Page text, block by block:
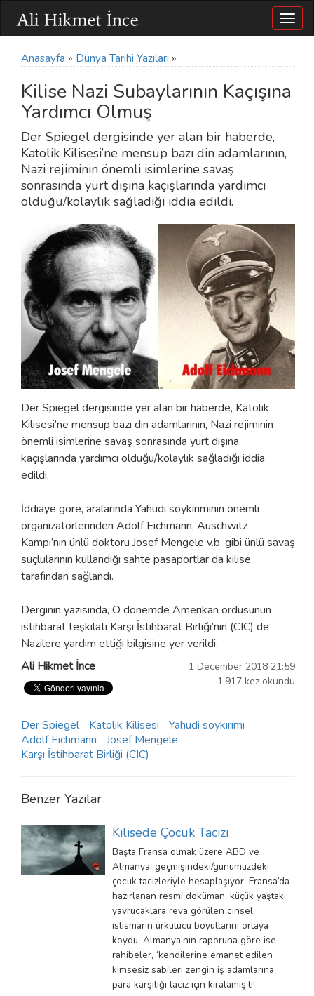
Anasayfa » Dünya Tarihi Yazıları »
Kilise Nazi Subaylarının Kaçışına
Yardımcı Olmuş
Der Spiegel dergisinde yer alan bir haberde,
Katolik Kilisesi’ne mensup bazı din adamlarının,
Nazi rejiminin önemli isimlerine savaş
sonrasında yurt dışına kaçışlarında yardımcı
olduğu/kolaylık sağladığı iddia edildi.
Der Spiegel dergisinde yer alan bir haberde, Katolik
Kilisesi’ne mensup bazı din adamlarının, Nazi rejiminin
önemli isimlerine savaş sonrasında yurt dışına
kaçışlarında yardımcı olduğu/kolaylık sağladığı iddia
edildi.
İddiaye göre, aralarında Yahudi soykırımının önemli
organizatörlerinden Adolf Eichmann, Auschwitz
Kampı’nın ünlü doktoru Josef Mengele v.b. gibi ünlü savaş
suçlularının kullandığı sahte pasaportlar da kilise
tarafından sağlandı.
Derginin yazısında, O dönemde Amerikan ordusunun
istihbarat teşkilatı Karşı İstihbarat Birliği’nin (CIC) de
Nazilere yardım ettiği bilgisine yer verildi.
1 December 2018 21:59
1,917 kez okundu
Ali Hikmet İnce
Der Spiegel Katolik Kilisesi
Yahudi soykırımı
Adolf Eichmann
Josef Mengele
Karşı İstihbarat Birliği (CIC)
Benzer Yazılar
Kilisede Çocuk Tacizi
Başta Fransa olmak üzere ABD ve
Almanya, geçmişindeki/günümüzdeki
çocuk tacizleriyle hesaplaşıyor. Fransa’da
hazırlanan resmi doküman, küçük yaştaki
yavrucaklara reva görülen cinsel
istismarın ürkütücü boyutlarını ortaya
koydu. Almanya’nın raporuna göre ise
rahibeler, ‘kendilerine emanet edilen
kimsesiz sabileri zengin iş adamlarına
para karşılığı taciz için kiralamış’tı!